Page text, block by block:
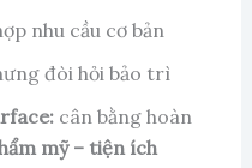
nhu cầu cơ bản
đòi hỏi bảo trì
cân bằng hoàn
mỹ – tiện ích